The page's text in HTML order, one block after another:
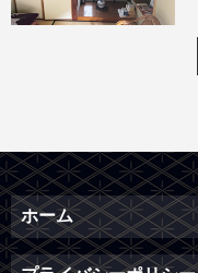
ホーム